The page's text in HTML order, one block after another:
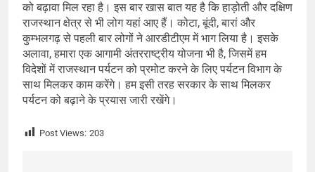
को बढ़ावा मिल रहा है। इस बार खास बात यह है कि हाड़ोती और दक्षिण
राजस्थान क्षेत्र से भी लोग यहां आए हैं। कोटा, बूंदी, बारां और
कुम्भलगढ़ से पहली बार लोगों ने आरडीटीएम में भाग लिया है। इसके
अलावा, हमारा एक आगामी अंतरराष्ट्रीय योजना भी है, जिसमें हम
विदेशों में राजस्थान पर्यटन को प्रमोट करने के लिए पर्यटन विभाग के
साथ मिलकर काम करेंगे। हम इसी तरह सरकार के साथ मिलकर
पर्यटन को बढ़ाने के प्रयास जारी रखेंगे।
Post Views: 203